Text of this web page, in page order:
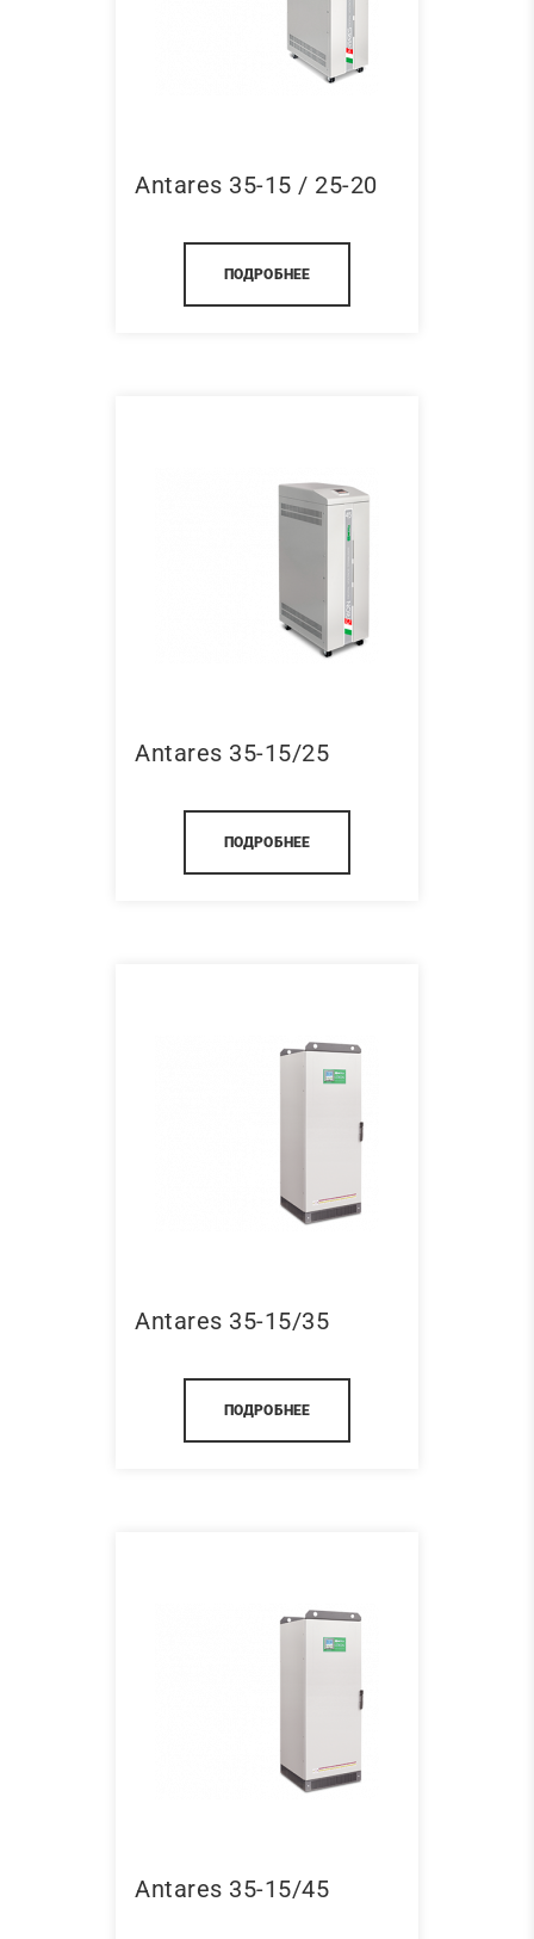
Antares 35-15 / 25-20
ПОДРОБНЕЕ
Antares 35-15/25
ПОДРОБНЕЕ
Antares 35-15/35
ПОДРОБНЕЕ
Antares 35-15/45